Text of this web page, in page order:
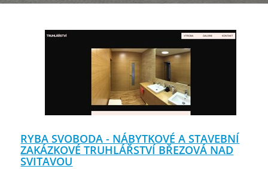
RYBA SVOBODA - NÁBYTKOVÉ A STAVEBNÍ
ZAKÁZKOVÉ TRUHLÁŘSTVÍ BŘEZOVÁ NAD
SVITAVOU